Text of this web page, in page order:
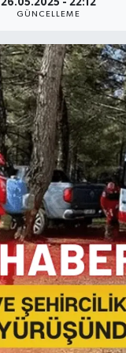
26.05.2025 - 22:12
GÜNCELLEME